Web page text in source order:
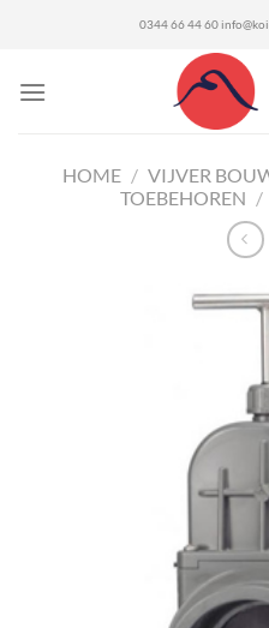
0344 66 44 60
HOME / VIJVER
TOEBEHOREN /